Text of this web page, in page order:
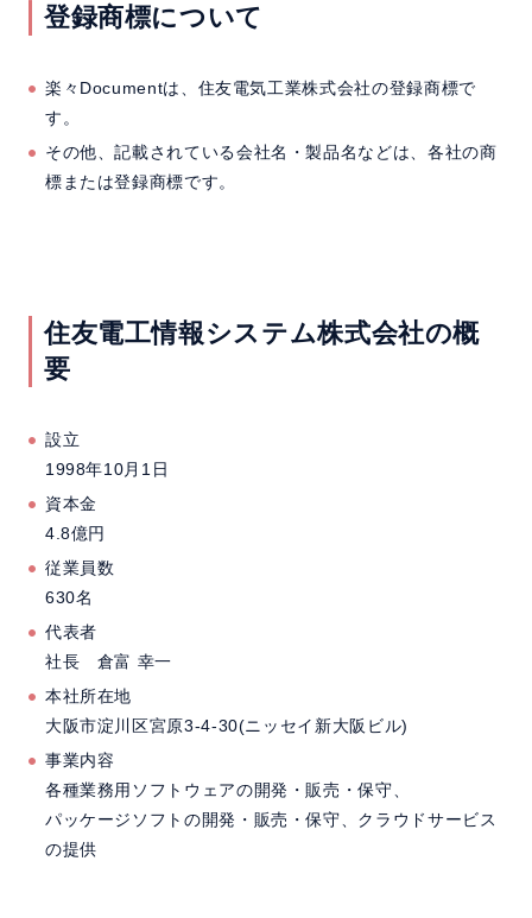
登録商標について
楽々Documentは、住友電気工業株式会社の登録商標で
す。
その他、記載されている会社名・製品名などは、各社の商
標または登録商標です。
住友電工情報システム株式会社の概
要
設立
1998年10月1日
資本金
4.8億円
従業員数
630名
代表者
社長 倉富 幸一
本社所在地
大阪市淀川区宮原3-4-30(ニッセイ新大阪ビル)
事業内容
各種業務用ソフトウェアの開発・販売・保守、
パッケージソフトの開発・販売・保守、クラウドサービス
の提供